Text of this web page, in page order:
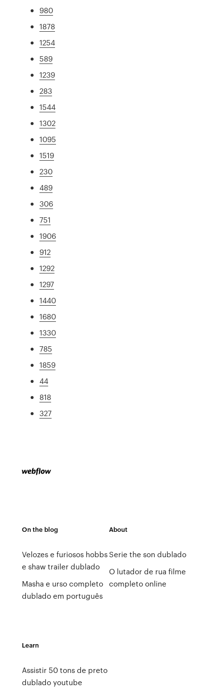
980
1878
1254
589
1239
283
1544
1302
1095
1519
230
489
306
751
1906
912
1292
1297
1440
1680
1330
785
1859
44
818
327
On the blog
Velozes e furiosos hobbs
e shaw trailer dublado
Masha e urso completo
dublado em português
About
Serie the son dublado
O lutador de rua filme
completo online
Learn
Assistir 50 tons de preto
dublado youtube